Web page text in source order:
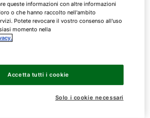
queste informazioni con altre informazioni
o che hanno raccolto nell'ambito
Potete revocare il vostro consenso all'uso
momento nella
Solo i cookie necessari
Accetta tutti i cookie